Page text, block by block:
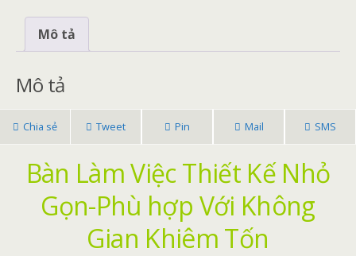
Mô tả
Mô tả
Chia sẻ Tweet Pin Mail SMS
Bàn Làm Việc Thiết Kế Nhỏ
Gọn-Phù hợp Với Không
Gian Khiêm Tốn